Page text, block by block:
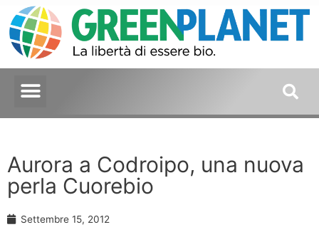
Aurora a Codroipo, una nuova
perla Cuorebio
Settembre 15, 2012